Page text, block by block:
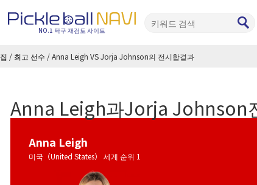
NO.1 탁구 재검토 사이트
집 / 최고 선수 /Anna Leigh VS Jorja Johnson의 전시합결과
Anna Leigh과Jorja Johnson
Anna Leigh
미국（United States） 세계 순위 1